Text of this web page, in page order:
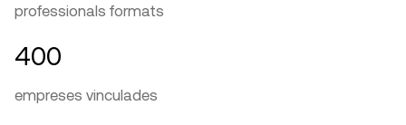
professionals formats
400
empreses vinculades